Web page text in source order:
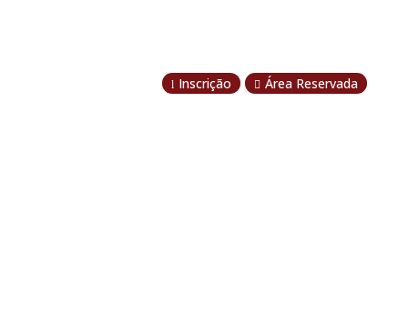
l Inscrição  Área Reservada